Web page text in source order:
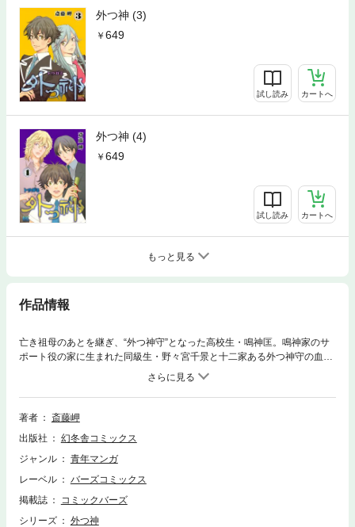
外つ神 (3)
649
試し読み カートへ
外つ神 (4)
649
試し読み カートへ
もっと見る
作品情報
亡き祖母のあとを継ぎ、“外つ神守”となった高校生・鳴神匡。鳴神家のサ
ポート役の家に生まれた同級生・野々宮千景と十二家ある外つ神守の血筋
で副担任・狐塚嵩臣の協力で自らの使命を自覚する。教生が外国の邪神に
憑かれた事件で、外つ神界での“師匠”クラマを呼び出した匡。魔王クラマ
の血を吸わせてもらった百鬼に異変が……！？
著者
斎藤岬
出版社
幻冬舎コミックス
ジャンル
青年マンガ
レーベル
バーズコミックス
掲載誌
コミックバーズ
シリーズ
外つ神